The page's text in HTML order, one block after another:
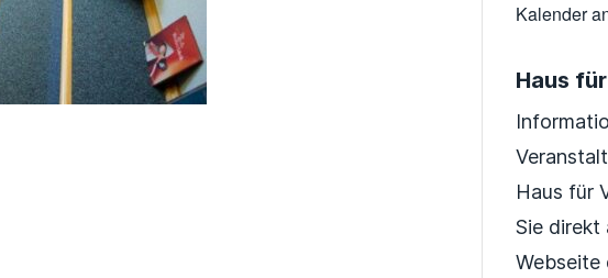
Kalender
Haus
Haus für
Sie direkt
Webseite